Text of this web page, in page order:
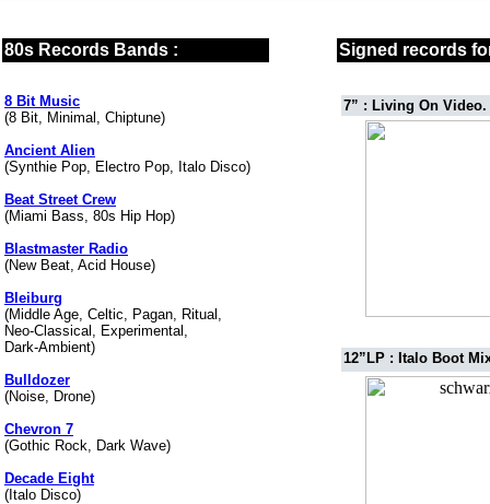
80s Records Bands :
8 Bit Music
(8 Bit, Minimal, Chiptune)
Ancient Alien
(Synthie Pop, Electro Pop, Italo Disco)
Beat Street Crew
(Miami Bass, 80s Hip Hop)
Blastmaster Radio
(New Beat, Acid House)
Bleiburg
(Middle Age, Celtic, Pagan, Ritual,
Neo-Classical, Experimental,
Dark-Ambient)
Bulldozer
(Noise, Drone)
Chevron 7
(Gothic Rock, Dark Wave)
Decade Eight
(Italo Disco)
Signed records
7” : Living On Video.
12”LP : Italo Boot